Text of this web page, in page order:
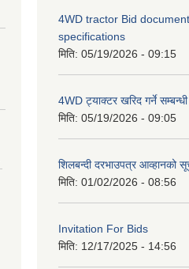
4WD tractor Bid
specifications
मिति: 05/19/2026 - 09:15
4WD ट्याक्टर खरिद गर्ने
मिति: 05/19/2026 - 09:05
शिलबन्दी दरभाउपत्र आव्हानको
मिति: 01/02/2026 - 08:56
Invitation For Bids
मिति: 12/17/2025 - 14:56